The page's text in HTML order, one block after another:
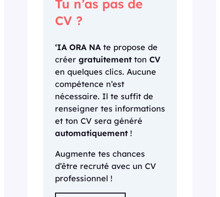
Tu n’as pas de
CV ?
‘IA ORA NA te propose de
créer gratuitementton CV
en quelques clics. Aucune
compétence n’est
nécessaire. Il te suffit de
renseigner tes informations
et ton CV sera généré
automatiquement!
Augmente tes chances
d’être recruté avec un CV
professionnel !